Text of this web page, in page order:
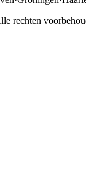
rechten